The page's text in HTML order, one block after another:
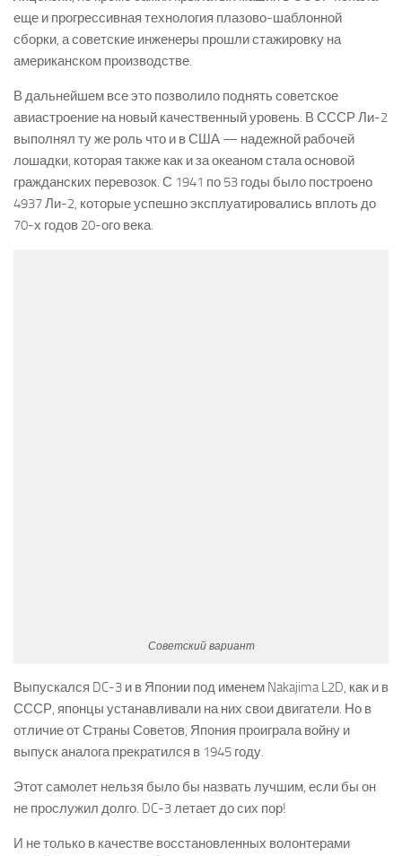
еще и прогрессивная технология плазово-шаблонной
сборки, а советские инженеры прошли стажировку на
американском производстве.
В дальнейшем все это позволило поднять советское
авиастроение на новый качественный уровень. В СССР Ли-2
выполнял ту же роль что и в США — надежной рабочей
лошадки, которая также как и за океаном стала основой
гражданских перевозок. С 1941 по 53 годы было построено
4937 Ли-2, которые успешно эксплуатировались вплоть до
70-х годов 20-ого века.
Советский вариант
Выпускался DC-3 и в Японии под именем Nakajima L2D, как и в
СССР, японцы устанавливали на них свои двигатели. Но в
отличие от Страны Советов, Япония проиграла войну и
выпуск аналога прекратился в 1945 году.
Этот самолет нельзя было бы назвать лучшим, если бы он
не прослужил долго. DC-3 летает до сих пор!
И не только в качестве восстановленных волонтерами